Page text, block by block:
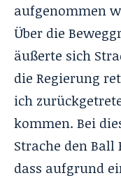
aufgenommen
Über die
äußerte sich
die Regierung
ich
kommen. Bei
Strache den Ball
dass aufgrund